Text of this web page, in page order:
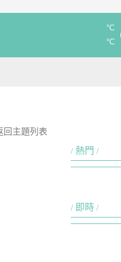
°C
°C
回主題列表
熱門
即時